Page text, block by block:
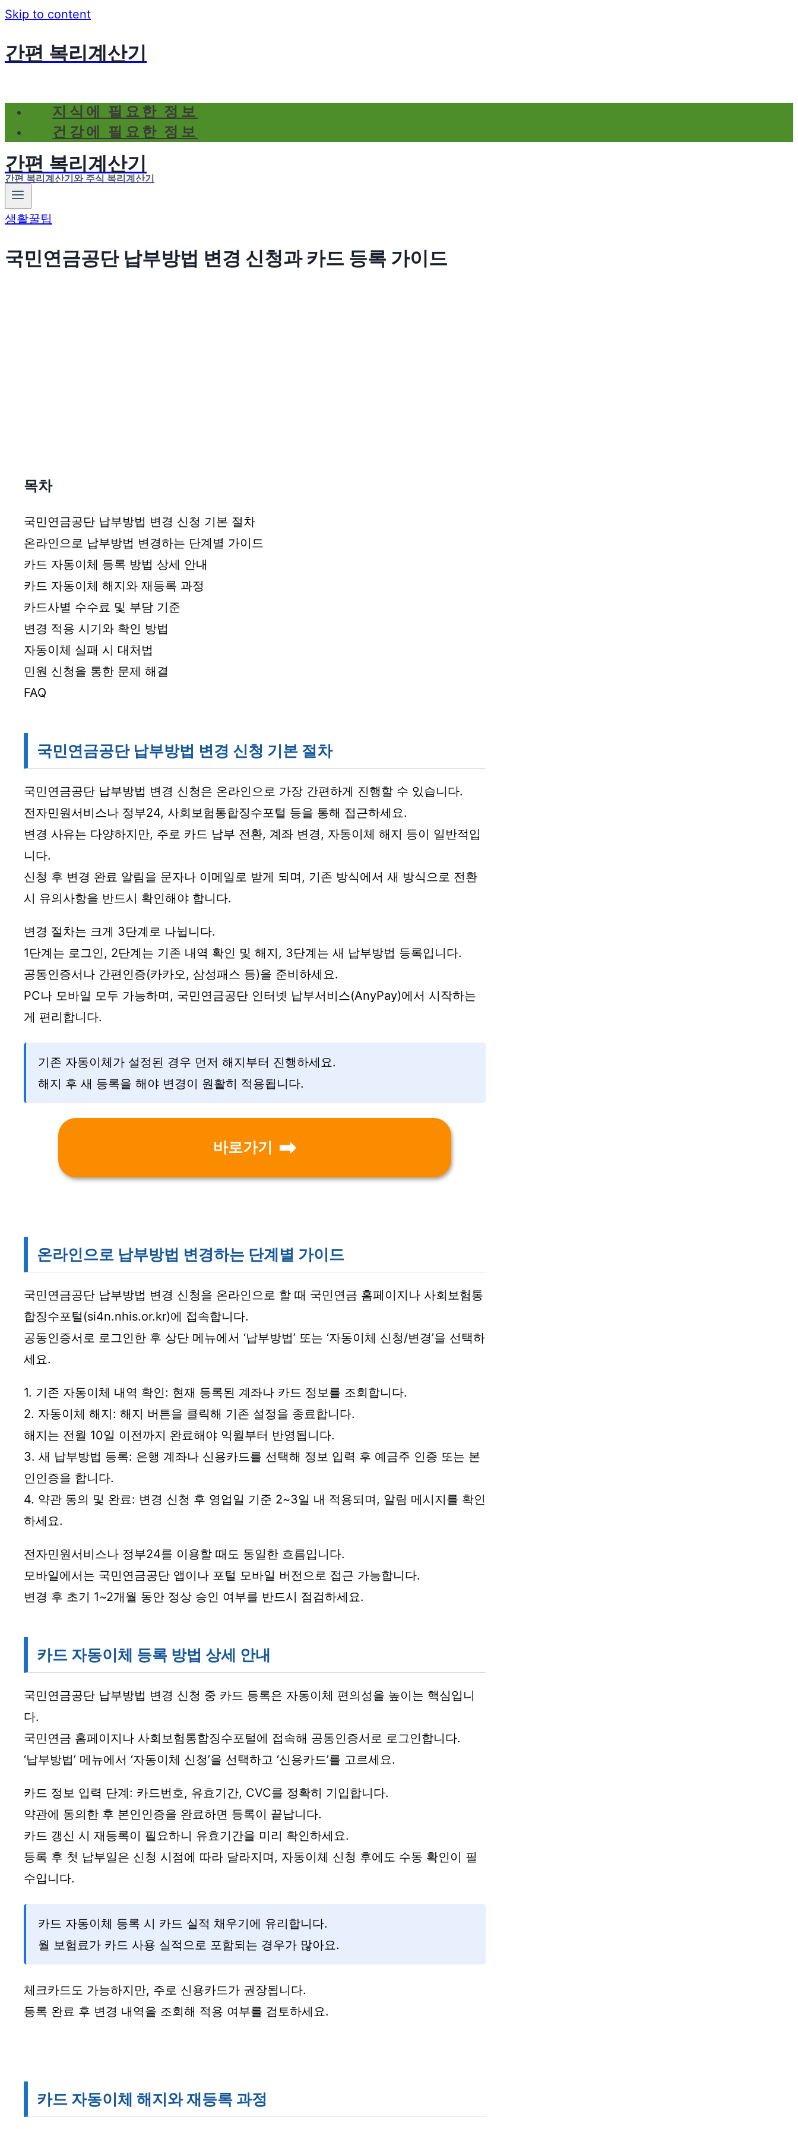
Skip to content
간편 복리계산기
지식에 필요한 정보
건강에 필요한 정보
간편 복리계산기
간편 복리계산기와 주식 복리계산기
생활꿀팁
국민연금공단 납부방법 변경 신청과 카드 등록 가이드
목차
국민연금공단 납부방법 변경 신청 기본 절차
온라인으로 납부방법 변경하는 단계별 가이드
카드 자동이체 등록 방법 상세 안내
카드 자동이체 해지와 재등록 과정
카드사별 수수료 및 부담 기준
변경 적용 시기와 확인 방법
자동이체 실패 시 대처법
민원 신청을 통한 문제 해결
FAQ
국민연금공단 납부방법 변경 신청 기본 절차
국민연금공단 납부방법 변경 신청은 온라인으로 가장 간편하게 진행할 수 있습니다.
전자민원서비스나 정부24, 사회보험통합징수포털 등을 통해 접근하세요.
변경 사유는 다양하지만, 주로 카드 납부 전환, 계좌 변경, 자동이체 해지 등이 일반적입
니다.
신청 후 변경 완료 알림을 문자나 이메일로 받게 되며, 기존 방식에서 새 방식으로 전환
시 유의사항을 반드시 확인해야 합니다.
변경 절차는 크게 3단계로 나뉩니다.
1단계는 로그인, 2단계는 기존 내역 확인 및 해지, 3단계는 새 납부방법 등록입니다.
공동인증서나 간편인증(카카오, 삼성패스 등)을 준비하세요.
PC나 모바일 모두 가능하며, 국민연금공단 인터넷 납부서비스(AnyPay)에서 시작하는
게 편리합니다.
기존 자동이체가 설정된 경우 먼저 해지부터 진행하세요.
해지 후 새 등록을 해야 변경이 원활히 적용됩니다.
바로가기
온라인으로 납부방법 변경하는 단계별 가이드
국민연금공단 납부방법 변경 신청을 온라인으로 할 때 국민연금 홈페이지나 사회보험통
합징수포털(si4n.nhis.or.kr)에 접속합니다.
공동인증서로 로그인한 후 상단 메뉴에서 ‘납부방법’ 또는 ‘자동이체 신청/변경’을 선택하
세요.
1. 기존 자동이체 내역 확인: 현재 등록된 계좌나 카드 정보를 조회합니다.
2. 자동이체 해지: 해지 버튼을 클릭해 기존 설정을 종료합니다.
해지는 전월 10일 이전까지 완료해야 익월부터 반영됩니다.
3. 새 납부방법 등록: 은행 계좌나 신용카드를 선택해 정보 입력 후 예금주 인증 또는 본
인인증을 합니다.
4. 약관 동의 및 완료: 변경 신청 후 영업일 기준 2~3일 내 적용되며, 알림 메시지를 확인
하세요.
전자민원서비스나 정부24를 이용할 때도 동일한 흐름입니다.
모바일에서는 국민연금공단 앱이나 포털 모바일 버전으로 접근 가능합니다.
변경 후 초기 1~2개월 동안 정상 승인 여부를 반드시 점검하세요.
카드 자동이체 등록 방법 상세 안내
국민연금공단 납부방법 변경 신청 중 카드 등록은 자동이체 편의성을 높이는 핵심입니
다.
국민연금 홈페이지나 사회보험통합징수포털에 접속해 공동인증서로 로그인합니다.
‘납부방법’ 메뉴에서 ‘자동이체 신청’을 선택하고 ‘신용카드’를 고르세요.
카드 정보 입력 단계: 카드번호, 유효기간, CVC를 정확히 기입합니다.
약관에 동의한 후 본인인증을 완료하면 등록이 끝납니다.
카드 갱신 시 재등록이 필요하니 유효기간을 미리 확인하세요.
등록 후 첫 납부일은 신청 시점에 따라 달라지며, 자동이체 신청 후에도 수동 확인이 필
수입니다.
카드 자동이체 등록 시 카드 실적 채우기에 유리합니다.
월 보험료가 카드 사용 실적으로 포함되는 경우가 많아요.
체크카드도 가능하지만, 주로 신용카드가 권장됩니다.
등록 완료 후 변경 내역을 조회해 적용 여부를 검토하세요.
카드 자동이체 해지와 재등록 과정